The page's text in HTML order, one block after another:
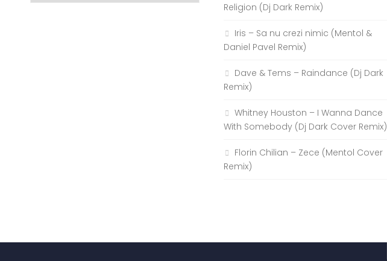
Religion (Dj Dark Remix)
Iris – Sa nu crezi nimic (Mentol &
Daniel Pavel Remix)
Dave & Tems – Raindance (Dj Dark
Remix)
Whitney Houston – I Wanna Dance
With Somebody (Dj Dark Cover Remix)
Florin Chilian – Zece (Mentol Cover
Remix)